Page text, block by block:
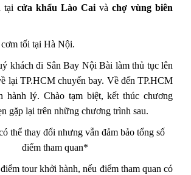
tại cửa khẩu Lào Cai và chợ vùng biên
tối tại Hà Nội.
khách đi Sân Bay Nội Bài làm thủ tục lên
lại TP.HCM chuyến bay. Về đến TP.HCM
hành lý. Chào tạm biệt, kết thúc chương
gặp lại trên những chương trình sau.
thể thay đổi nhưng vẫn đảm bảo tổng số
điểm tham quan*
tour khởi hành, nếu điểm tham quan có